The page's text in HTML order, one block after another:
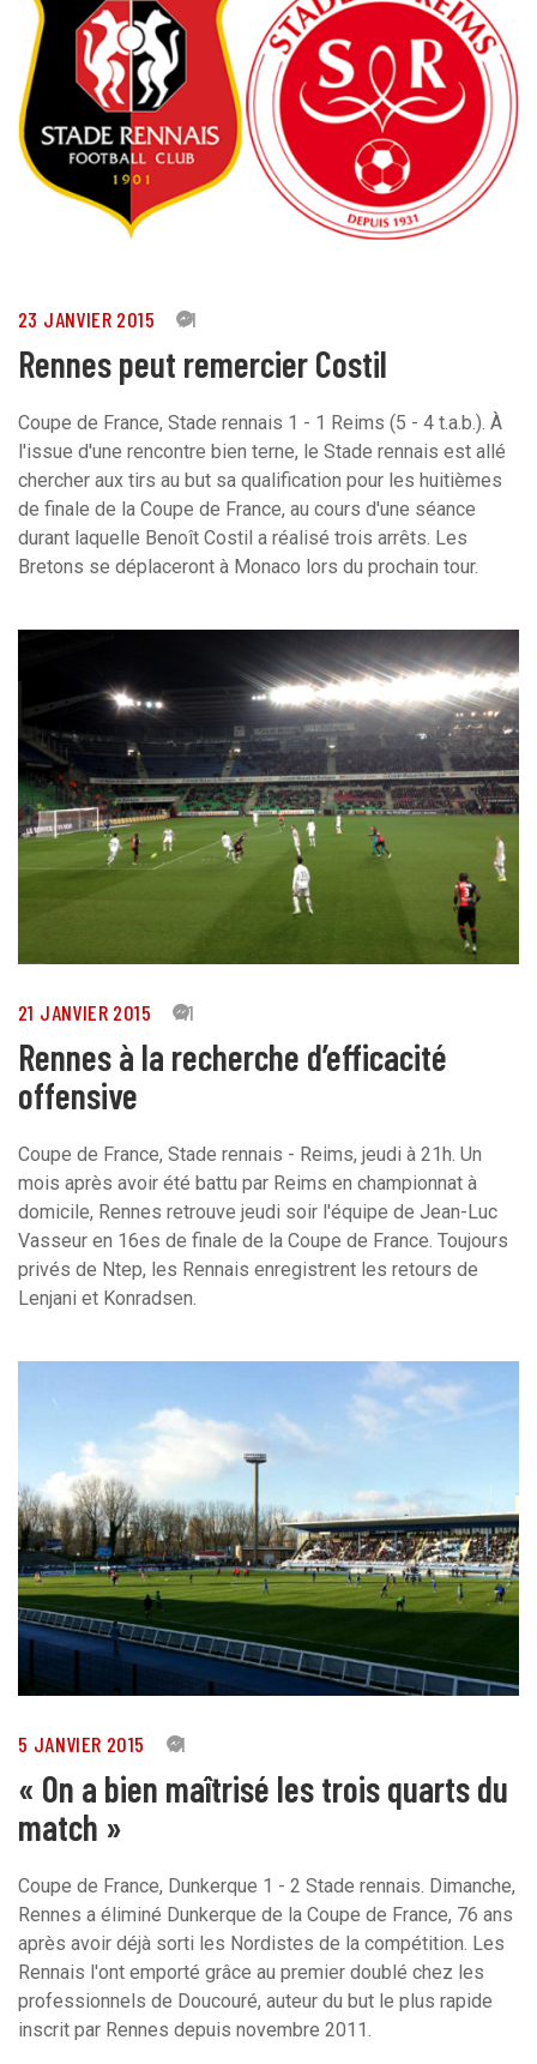
23 JANVIER 2015 71
Rennes peut remercier Costil
Coupe de France, Stade rennais 1 - 1 Reims (5 - 4 t.a.b.). À
l'issue d'une rencontre bien terne, le Stade rennais est allé
chercher aux tirs au but sa qualification pour les huitièmes
de finale de la Coupe de France, au cours d'une séance
durant laquelle Benoît Costil a réalisé trois arrêts. Les
Bretons se déplaceront à Monaco lors du prochain tour.
21 JANVIER 2015 41
Rennes à la recherche d’efficacité
offensive
Coupe de France, Stade rennais - Reims, jeudi à 21h. Un
mois après avoir été battu par Reims en championnat à
domicile, Rennes retrouve jeudi soir l'équipe de Jean-Luc
Vasseur en 16es de finale de la Coupe de France. Toujours
privés de Ntep, les Rennais enregistrent les retours de
Lenjani et Konradsen.
5 JANVIER 2015 31
« On a bien maîtrisé les trois quarts du
match »
Coupe de France, Dunkerque 1 - 2 Stade rennais. Dimanche,
Rennes a éliminé Dunkerque de la Coupe de France, 76 ans
après avoir déjà sorti les Nordistes de la compétition. Les
Rennais l'ont emporté grâce au premier doublé chez les
professionnels de Doucouré, auteur du but le plus rapide
inscrit par Rennes depuis novembre 2011.